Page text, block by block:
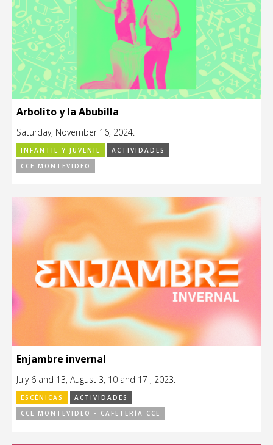
Arbolito y la Abubilla
Saturday, November 16, 2024.
INFANTIL Y JUVENIL
ACTIVIDADES
CCE MONTEVIDEO
Enjambre invernal
July 6 and 13, August 3, 10 and 17 , 2023.
ESCÉNICAS
ACTIVIDADES
CCE MONTEVIDEO - CAFETERÍA CCE